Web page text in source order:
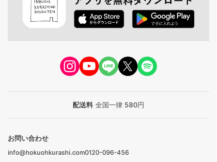
配送料 全国一律 580円
お問い合わせ
info@hokuohkurashi.com0120-096-456